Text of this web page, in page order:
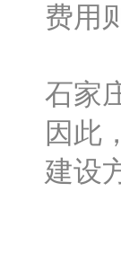
费用
石家
因此
建设